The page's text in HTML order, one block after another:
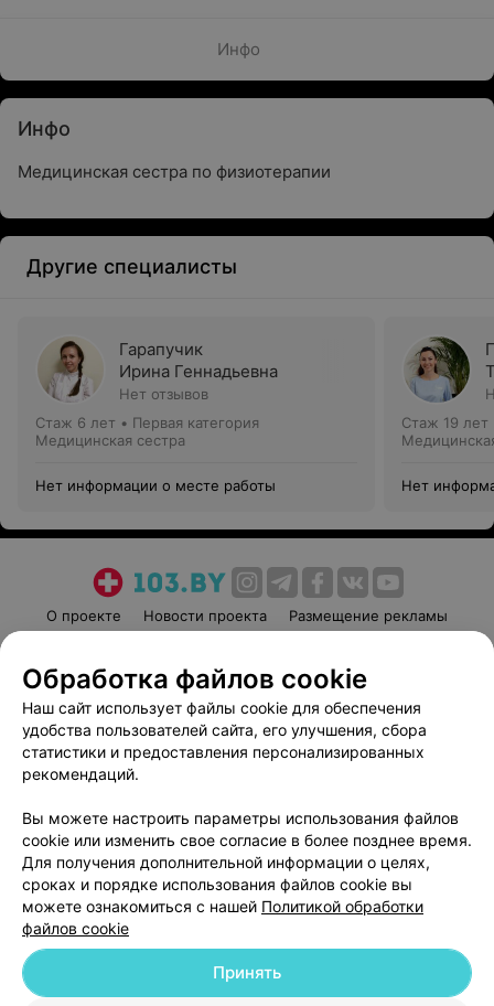
Инфо
Инфо
Медицинская сестра по физиотерапии
Другие специалисты
Гарапучик
Ирина Геннадьевна
Нет отзывов
Стаж 6 лет • Первая категория
Медицинская сестра
Нет информации о месте работы
Стаж 19 лет
Нет
О проекте Новости проекта
Размещение рекламы
Пользовательское соглашение
Способы оплаты
Вакансии
Партнеры
Написать руководителю 103.by
Обработка персональных данных
© 2026 ООО «Артокс Лаб», УНП 191700409
| 220012, Республика Беларусь,
Обработка файлов cookie
Наш сайт использует файлы cookie для обеспечения
удобства пользователей сайта, его улучшения, сбора
статистики и предоставления персонализированных
рекомендаций.
Вы можете настроить параметры использования файлов
cookie или изменить свое согласие в более позднее время.
Для получения дополнительной информации о целях,
сроках и порядке использования файлов cookie вы
можете ознакомиться с нашей Политикой обработки
файлов cookie
Принять